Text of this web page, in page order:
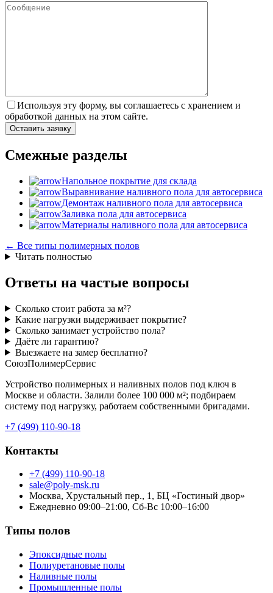
Используя эту форму, вы соглашаетесь с хранением и
обработкой данных на этом сайте.
Смежные разделы
Напольное покрытие для склада
Выравнивание наливного пола для автосервиса
Демонтаж наливного пола для автосервиса
Заливка пола для автосервиса
Материалы наливного пола для автосервиса
← Все типы полимерных полов
Читать полностью
Ответы на частые вопросы
Сколько стоит работа за м²?
Какие нагрузки выдерживает покрытие?
Сколько занимает устройство пола?
Даёте ли гарантию?
Выезжаете на замер бесплатно?
СоюзПолимерСервис
Устройство полимерных и наливных полов под ключ в
Москве и области. Залили более 100 000 м²; подбираем
систему под нагрузку, работаем собственными бригадами.
+7 (499) 110-90-18
Контакты
+7 (499) 110-90-18
sale@poly-msk.ru
Москва, Хрустальный пер., 1, БЦ «Гостиный двор»
Ежедневно 09:00–21:00, Сб-Вс 10:00–16:00
Типы полов
Эпоксидные полы
Полиуретановые полы
Наливные полы
Промышленные полы